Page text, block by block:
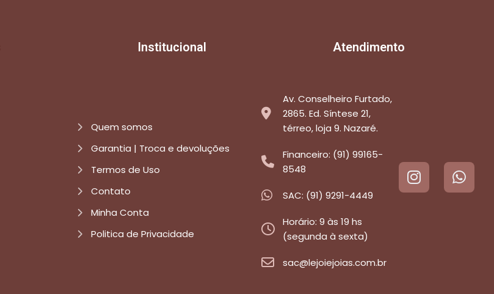
Institucional Atendimento
Quem somos
Garantia | Troca e devoluções
Termos de Uso
Contato
Minha Conta
Politica de Privacidade
Av. Conselheiro Furtado,
2865. Ed. Síntese 21,
térreo, loja 9. Nazaré.
Financeiro: (91) 99165-
8548
SAC: (91) 9291-4449
Horário: 9 às 19 hs
(segunda à sexta)
sac@lejoiejoias.com.br